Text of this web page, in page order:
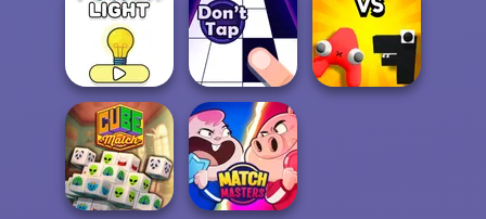
YORG.io Roshambo
Gold Strike Icy
Cave
Power Light Don't Tap